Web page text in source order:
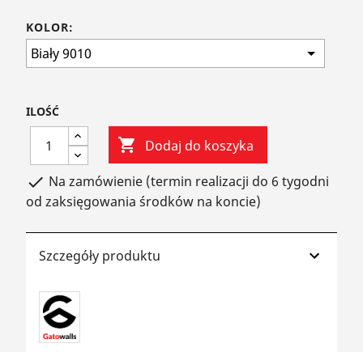
KOLOR:
ILOŚĆ
 Dodaj do koszyka
 Na zamówienie (termin realizacji do 6 tygodni
od zaksięgowania środków na koncie)
Szczegóły produktu